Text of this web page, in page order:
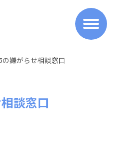
の嫌がらせ相談窓口
談窓口